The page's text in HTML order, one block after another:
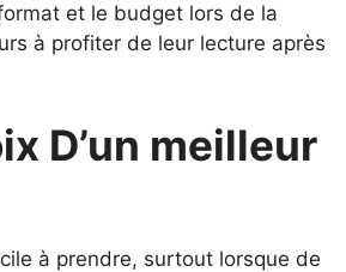
et le budget lors de la
à profiter de leur lecture après
D’un meilleur
à prendre, surtout lorsque de